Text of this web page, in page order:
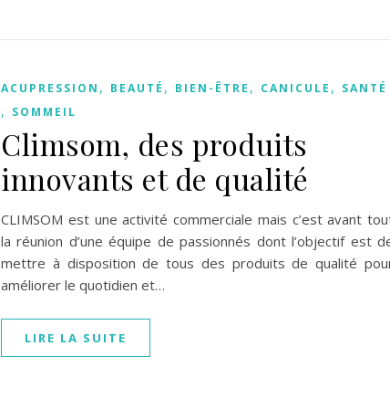
ACUPRESSION , BEAUTÉ , BIEN-ÊTRE , CANICULE , SANTÉ
, SOMMEIL
Climsom, des produits
innovants et de qualité
CLIMSOM est une activité commerciale mais c’est avant
la réunion d’une équipe de passionnés dont l’objectif est
mettre à disposition de tous des produits de qualité
améliorer le quotidien et…
LIRE LA SUITE